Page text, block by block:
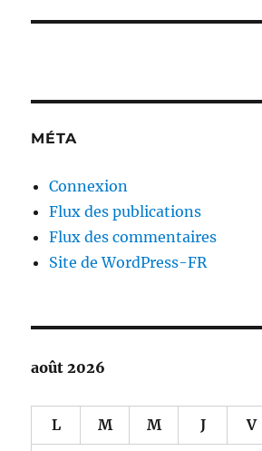
MÉTA
Connexion
Flux des publications
Flux des commentaires
Site de WordPress-FR
août 2026
L M M J V